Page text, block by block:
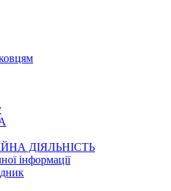
ДІЯЛЬНІСТЬ
інформації